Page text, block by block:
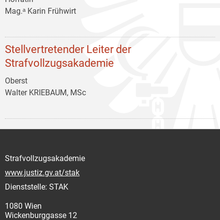
Mag.ᵃ Karin Frühwirt
Stellvertretender Leiter der
Strafvollzugsakademie
Oberst
Walter KRIEBAUM, MSc
Strafvollzugsakademie
www.justiz.gv.at/stak
Dienststelle: STAK
1080 Wien
Wickenburggasse 12